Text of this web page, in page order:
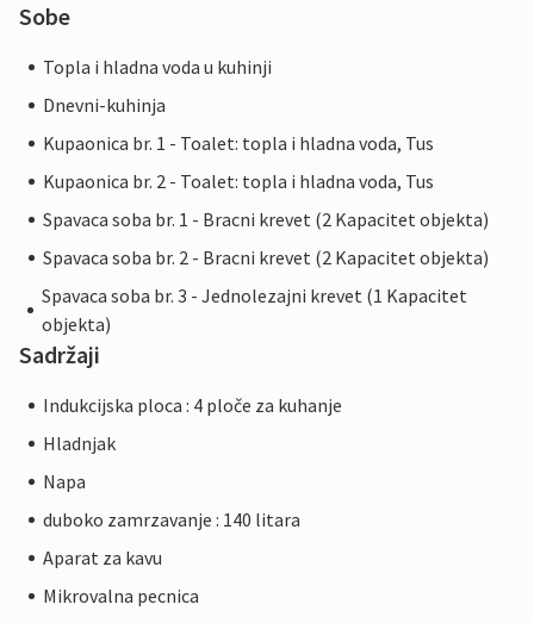
Sobe
Topla i hladna voda u kuhinji
Dnevni-kuhinja
Kupaonica br. 1 - Toalet: topla i hladna voda, Tus
Kupaonica br. 2 - Toalet: topla i hladna voda, Tus
Spavaca soba br. 1 - Bracni krevet (2 Kapacitet objekta)
Spavaca soba br. 2 - Bracni krevet (2 Kapacitet objekta)
Spavaca soba br. 3 - Jednolezajni krevet (1 Kapacitet
objekta)
Sadržaji
Indukcijska ploca : 4 ploče za kuhanje
Hladnjak
Napa
duboko zamrzavanje : 140 litara
Aparat za kavu
Mikrovalna pecnica